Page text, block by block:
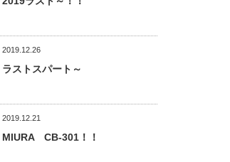
2019.12.26
ラストスパート～
2019.12.21
MIURA CB-301！！